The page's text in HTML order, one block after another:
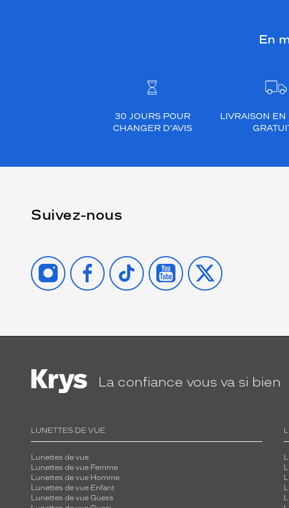
En
30 JOURS POUR
CHANGER D’AVIS
LIVRAISON EN
Suivez-nous
INSTAGRAMFACEBOOK
TIKTOK YOUTUBE
X
La confiance vous va si bien
LUNETTES DE VUE
Lunettes de vue
Lunettes de vue Femme
Lunettes de vue Homme
Lunettes de vue Enfant
Lunettes de vue Guess